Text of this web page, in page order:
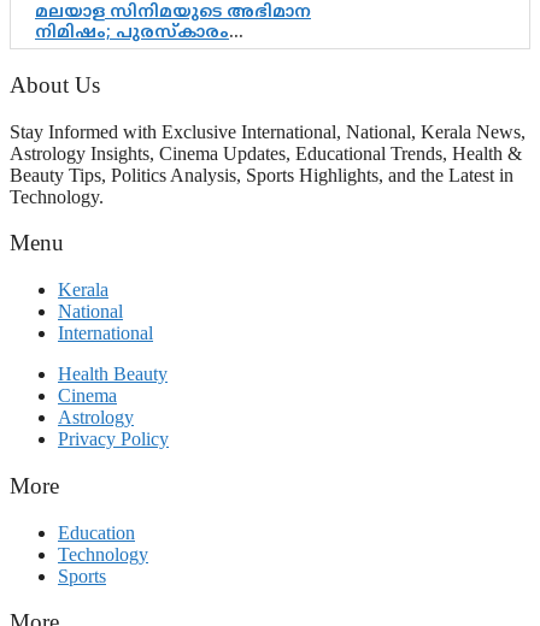
മലയാള സിനിമയുടെ അഭിമാന
നിമിഷം; പുരസ്‌കാരം
ആഘോഷമാകട്ടെ, മികവ് ശീലമാകട്ടെ
About Us
Stay Informed with Exclusive International, National, Kerala News,
Astrology Insights, Cinema Updates, Educational Trends, Health &
Beauty Tips, Politics Analysis, Sports Highlights, and the Latest in
Technology.
Menu
Kerala
National
International
Health Beauty
Cinema
Astrology
Privacy Policy
More
Education
Technology
Sports